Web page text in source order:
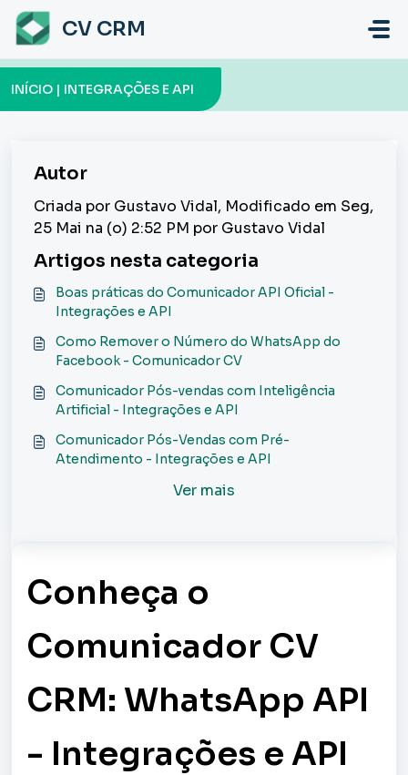
Ir para o conteúdo principal
CV CRM
INÍCIO | INTEGRAÇÕES E API
Autor
Criada por Gustavo Vidal, Modificado em Seg,
25 Mai na (o) 2:52 PM por Gustavo Vidal
Artigos nesta categoria
Boas práticas do Comunicador API Oficial -
Integrações e API
Como Remover o Número do WhatsApp do
Facebook - Comunicador CV
Comunicador Pós-vendas com Inteligência
Artificial - Integrações e API
Comunicador Pós-Vendas com Pré-
Atendimento - Integrações e API
Ver mais
Conheça o
Comunicador CV
CRM: WhatsApp API
- Integrações e API